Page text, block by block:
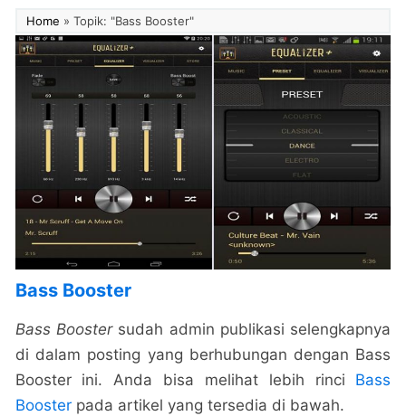
Home » Topik: "Bass Booster"
Bass Booster
Bass Boostersudah admin publikasi selengkapnya
di dalam posting yang berhubungan dengan Bass
Booster ini. Anda bisa melihat lebih rinci Bass
Boosterpada artikel yang tersedia di bawah.